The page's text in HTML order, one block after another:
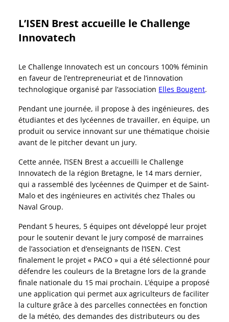
L’ISEN Brest accueille le Challenge
Innovatech
Le Challenge Innovatech est un concours 100% féminin
en faveur de l’entrepreneuriat et de l’innovation
technologique organisé par l’association Elles Bougent.
Pendant une journée, il propose à des ingénieures, des
étudiantes et des lycéennes de travailler, en équipe, un
produit ou service innovant sur une thématique choisie
avant de le pitcher devant un jury.
Cette année, l’ISEN Brest a accueilli le Challenge
Innovatech de la région Bretagne, le 14 mars dernier,
qui a rassemblé des lycéennes de Quimper et de Saint-
Malo et des ingénieures en activités chez Thales ou
Naval Group.
Pendant 5 heures, 5 équipes ont développé leur projet
pour le soutenir devant le jury composé de marraines
de l’association et d’enseignants de l’ISEN. C’est
finalement le projet « PACO » qui a été sélectionné pour
défendre les couleurs de la Bretagne lors de la grande
finale nationale du 15 mai prochain. L’équipe a proposé
une application qui permet aux agriculteurs de faciliter
la culture grâce à des parcelles connectées en fonction
de la météo, des demandes des distributeurs ou des